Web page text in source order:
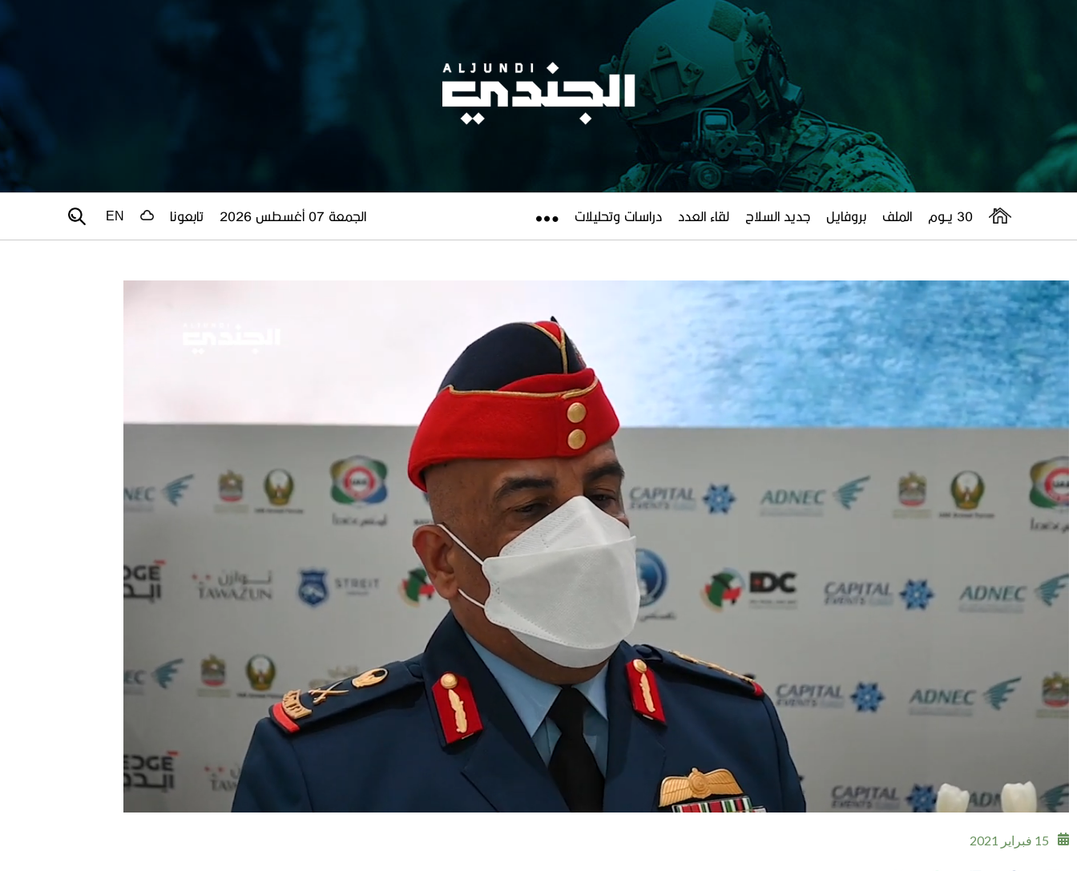
30 يــوم الملف بروفايل جديد السلاح لقاء العدد دراسات وتحليلات الجمعة 07 أغسطس 2026 تابعونا EN
15 فبراير 2021